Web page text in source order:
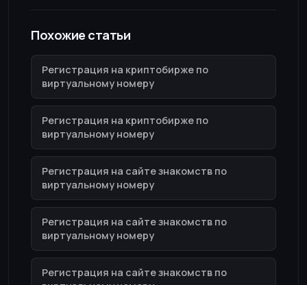
Похожие статьи
Регистрация на криптобирже по
виртуальному номеру
Регистрация на криптобирже по
виртуальному номеру
Регистрация на сайте знакомств по
виртуальному номеру
Регистрация на сайте знакомств по
виртуальному номеру
Регистрация на сайте знакомств по